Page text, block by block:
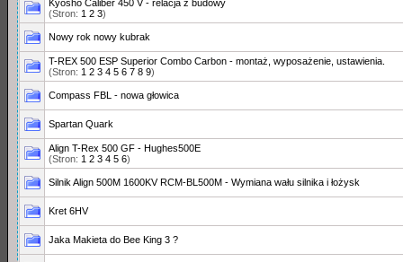
Kyosho Caliber 450 V - relacja z budowy
(Stron: 1 2 3)
Nowy rok nowy kubrak
T-REX 500 ESP Superior Combo Carbon - montaż, wyposażenie, ustawienia.
(Stron: 1 2 3 4 5 6 7 8 9)
Compass FBL - nowa głowica
Spartan Quark
Align T-Rex 500 GF - Hughes500E
(Stron: 1 2 3 4 5 6)
Silnik Align 500M 1600KV RCM-BL500M - Wymiana wału silnika i łożysk
Kret 6HV
Jaka Makieta do Bee King 3 ?